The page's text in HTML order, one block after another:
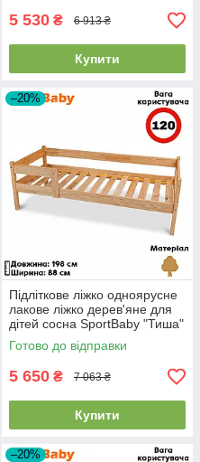
5 530 ₴ 6 913 ₴
Купити
–20%
Підліткове ліжко одноярусне
лакове ліжко дерев'яне для
дітей сосна SportBaby "Тиша"
(80x190см)
Готово до відправки
5 650 ₴ 7 063 ₴
Купити
–20%